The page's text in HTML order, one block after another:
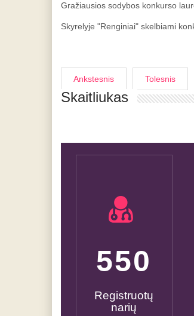
Gražiausios sodybos konkurso
Skyrelyje "Renginiai" skelbiami
Ankstesnis Tolesnis
Skaitliukas
600
Registruotų
narių